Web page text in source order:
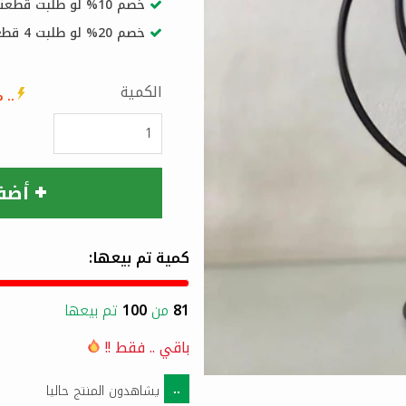
خصم 10% لو طلبت قطعتين او اكثر
خصم 20% لو طلبت 4 قطع او اكثر
الكمية ..
كمية تم بيعها:
81 من100 تم بيعها
باقي..فقط !!
.. يشاهدون المنتج حاليا